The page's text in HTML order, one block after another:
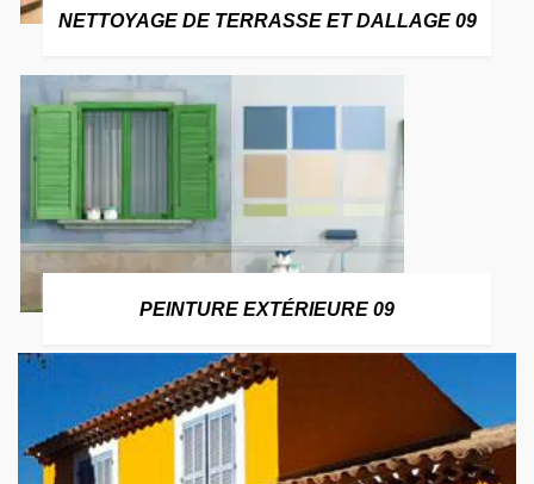
NETTOYAGE DE TERRASSE ET DALLAGE 09
PEINTURE EXTÉRIEURE 09